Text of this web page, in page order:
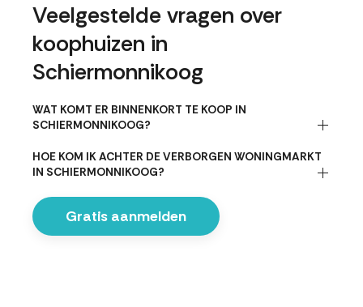
Veelgestelde vragen over
koophuizen in
Schiermonnikoog
WAT KOMT ER BINNENKORT TE KOOP IN
SCHIERMONNIKOOG?
HOE KOM IK ACHTER DE VERBORGEN WONINGMARKT
IN SCHIERMONNIKOOG?
Gratis aanmelden